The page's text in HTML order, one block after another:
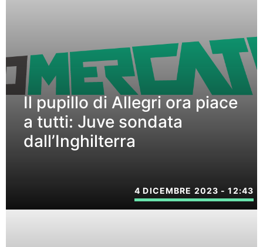
Il pupillo di Allegri ora piace
a tutti: Juve sondata
dall’Inghilterra
4 DICEMBRE 2023 - 12:43